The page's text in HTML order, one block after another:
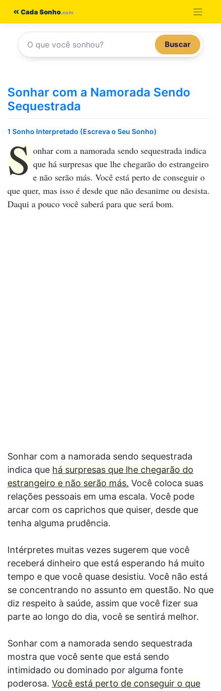
conteúdo
Cada Sonho
Buscar
Sonhar com a Namorada Sendo
Sequestrada
1 Sonho Interpretado (Escreva o Seu Sonho)
S onhar com a namorada sendo sequestrada indica
que há surpresas que lhe chegarão do estrangeiro
e não serão más. Você está perto de conseguir o
que quer, mas isso é desde que não desanime ou desista.
Daqui a pouco você saberá para que será bom.
Sonhar com a namorada sendo sequestrada
indica que há surpresas que lhe chegarão do
estrangeiro e não serão más. Você coloca suas
relações pessoais em uma escala. Você pode
arcar com os caprichos que quiser, desde que
tenha alguma prudência.
Intérpretes muitas vezes sugerem que você
receberá dinheiro que está esperando há muito
tempo e que você quase desistiu. Você não está
se concentrando no assunto em questão. No que
diz respeito à saúde, assim que você fizer sua
parte ao longo do dia, você se sentirá melhor.
Sonhar com a namorada sendo sequestrada
mostra que você sente que está sendo
intimidado ou dominado por alguma fonte
poderosa. Você está perto de conseguir o que